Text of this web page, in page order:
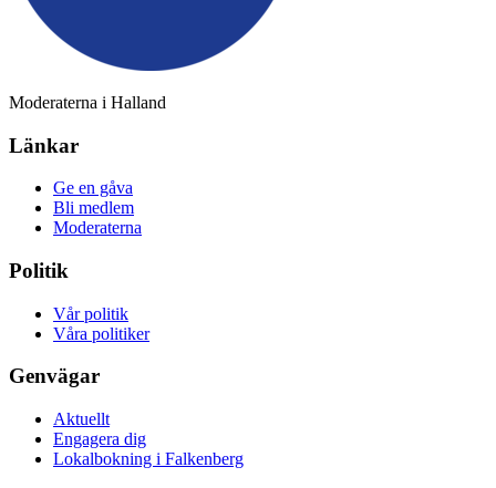
Moderaterna i Halland
Länkar
Ge en gåva
Bli medlem
Moderaterna
Politik
Vår politik
Våra politiker
Genvägar
Aktuellt
Engagera dig
Lokalbokning i Falkenberg